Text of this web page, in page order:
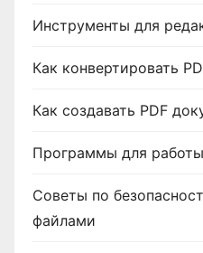
Инструменты для
Как конвертировать
Как создавать PDF
Программы для
Советы по
файлами